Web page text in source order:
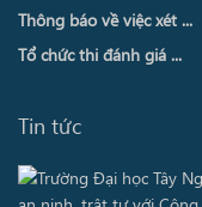
Thông báo về việc xét ...
Tổ chức thi đánh giá ...
Tin tức